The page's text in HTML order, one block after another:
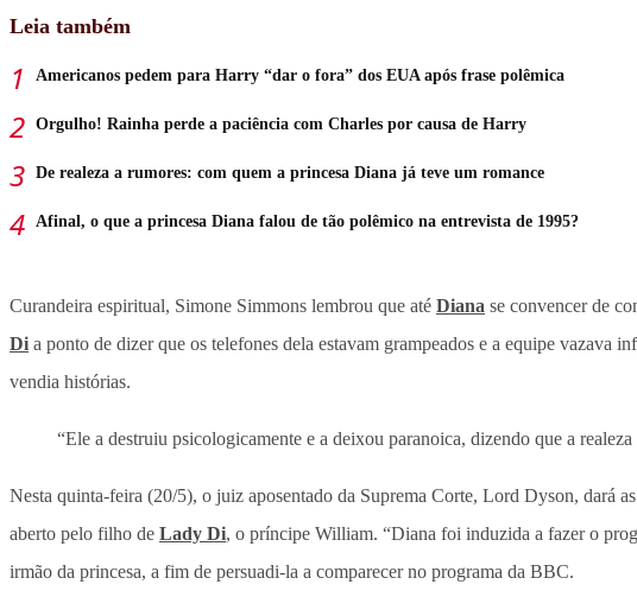
Leia também
Americanos pedem para Harry “dar o fora” dos EUA após frase polêmica
Orgulho! Rainha perde a paciência com Charles por causa de Harry
De realeza a rumores: com quem a princesa Diana já teve um romance
Afinal, o que a princesa Diana falou de tão polêmico na entrevista de 1995?
Curandeira espiritual, Simone Simmons lembrou que até Diana se convencer de
Di a ponto de dizer que os telefones dela estavam grampeados e a equipe vazava
vendia histórias.
“Ele a destruiu psicologicamente e a deixou paranoica, dizendo que a
Nesta quinta-feira (20/5), o juiz aposentado da Suprema Corte, Lord Dyson, dará
aberto pelo filho de Lady Di, o príncipe William. “Diana foi induzida a fazer o
irmão da princesa, a fim de persuadi-la a comparecer no programa da BBC.